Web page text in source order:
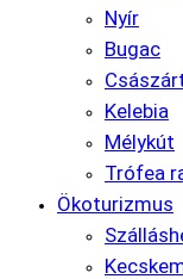
Nyír
Bugac
Kelebia
Mélykút
Trófea
Ökoturizmus